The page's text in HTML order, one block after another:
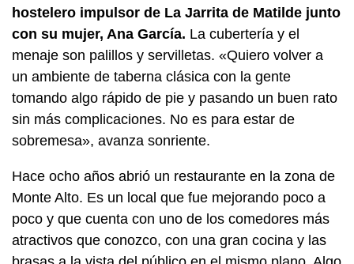
hostelero impulsor de La Jarrita de Matilde junto
con su mujer, Ana García. La cubertería y el
menaje son palillos y servilletas. «Quiero volver a
un ambiente de taberna clásica con la gente
tomando algo rápido de pie y pasando un buen rato
sin más complicaciones. No es para estar de
sobremesa», avanza sonriente.
Hace ocho años abrió un restaurante en la zona de
Monte Alto. Es un local que fue mejorando poco a
poco y que cuenta con uno de los comedores más
atractivos que conozco, con una gran cocina y las